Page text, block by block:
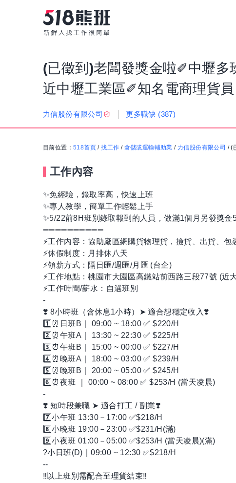
(已徵到)老闆發獎金啦✐中壢
近中壢工業區✐知名電商理貨
力信股份有限公司 更多職缺 (387)
目前位置： 518首頁 /找工作 / 倉儲或運輸輔助業 / 力信股份有限公司 /(
工作內容
✨免經驗，錄取率高，快速上班
✨專人教學，簡單工作輕鬆上手
✨5/22前8H班別錄取報到的人員，做滿1個月另發獎金
➖➖➖➖➖➖➖➖➖➖
⚡工作內容：協助廠區網購貨物理貨，撿貨、出貨、包
⚡休假制度：月排休八天
⚡領薪方式：隔日匯/週匯/月匯 (台企)
⚡工作地點：桃園市大園區高鐵站前西路三段77號 (
⚡工作時間/薪水：自選班別
-
❣️ 8小時班（含休息1小時）➤ 適合想穩定收入❣️
1️⃣⏰日班B｜ 09:00 ~ 18:00 ✅ $220/H
2️⃣⏰午班A｜ 13:30 ~ 22:30 ✅ $225/H
3️⃣⏰午班B｜ 15:00 ~ 00:00 ✅ $227/H
4️⃣⏰晚班A｜ 18:00 ~ 03:00 ✅ $239/H
5️⃣⏰晚班B｜ 20:00 ~ 05:00 ✅ $245/H
6️⃣⏰夜班 ｜ 00:00 ~ 08:00 ✅ $253/H (當天凌晨)
-
❣️ 短時段兼職 ➤ 適合打工 / 副業❣️
7️⃣小午班 13:30－17:00 ✅$218/H
8️⃣小晚班 19:00－23:00 ✅$231/H(滿)
9️⃣小夜班 01:00－05:00 ✅$253/H (當天凌晨)(滿)
?小日班(D)｜09:00 ~ 12:30 ✅$218/H
--
‼️以上班別需配合至理貨結束‼️